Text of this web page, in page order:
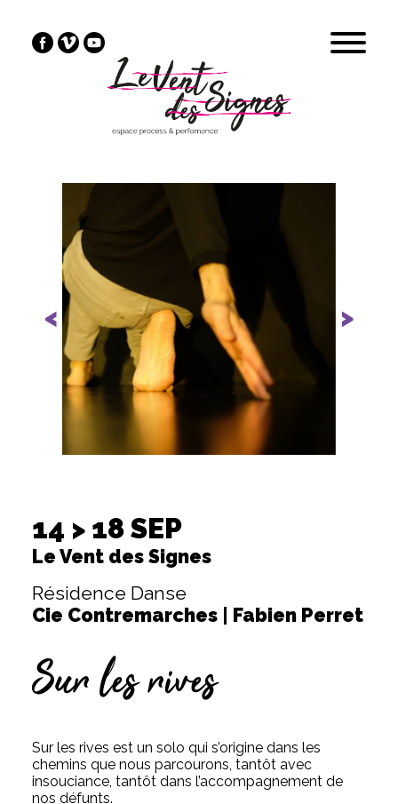
Previous
14 > 18 SEP
Le Vent des Signes
Résidence Danse
Cie Contremarches | Fabien Perret
Sur les rives
Sur les rives est un solo qui s’origine dans les
chemins que nous parcourons, tantôt avec
insouciance, tantôt dans l’accompagnement de
nos défunts.